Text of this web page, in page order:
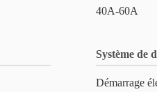
40A-60A
Système de
Démarrage